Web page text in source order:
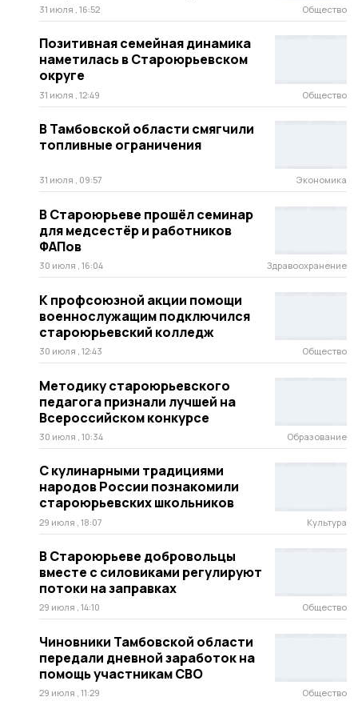
31 июля , 16:52 Общество
Позитивная семейная динамика
наметилась в Староюрьевском
округе
31 июля , 12:49 Общество
В Тамбовской области смягчили
топливные ограничения
31 июля , 09:57 Экономика
В Староюрьеве прошёл семинар
для медсестёр и работников
ФАПов
30 июля , 16:04 Здравоохранение
К профсоюзной акции помощи
военнослужащим подключился
староюрьевский колледж
30 июля , 12:43 Общество
Методику староюрьевского
педагога признали лучшей на
Всероссийском конкурсе
30 июля , 10:34 Образование
C кулинарными традициями
народов России познакомили
староюрьевских школьников
29 июля , 18:07 Культура
В Староюрьеве добровольцы
вместе с силовиками регулируют
потоки на заправках
29 июля , 14:10 Общество
Чиновники Тамбовской области
передали дневной заработок на
помощь участникам СВО
29 июля , 11:29 Общество